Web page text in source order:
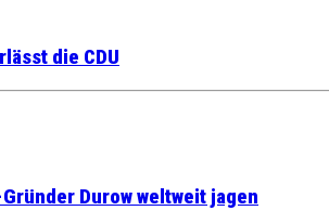
die CDU
Durow weltweit jagen